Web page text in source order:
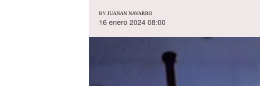
BY JUANAN NAVARRO
16 enero 2024 08:00